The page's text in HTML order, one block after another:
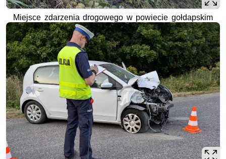
Miejsce zdarzenia drogowego w powiecie gołdapskim